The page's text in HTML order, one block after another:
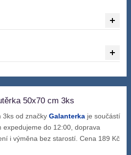
50x70 cm 3ks
3ks od značkyGalanterka je součástí
expedujeme do 12:00, doprava
i výměna bez starostí. Cena 189 Kč